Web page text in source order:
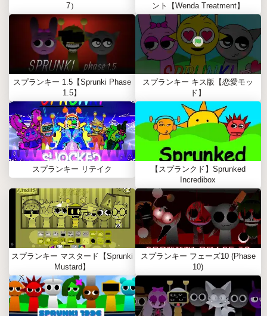
7）
ント【Wenda Treatment】
スプランキー 1.5【Sprunki Phase
1.5】
スプランキー キス版【恋愛モッ
ド】
スプランキー リテイク
【スプランクド】Sprunked
Incredibox
スプランキー マスタード【Sprunki
Mustard】
スプランキー フェーズ10 (Phase
10)